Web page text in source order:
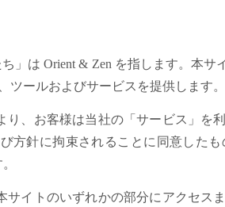
集中と静けさのための素材
祝福とつながりのシンプルな象徴
仕事、お金、前進への祝福
」は Orient & Zen を指します。本
ツールおよびサービスを提供します。
、お客様は当社の「サービス」を
方針に拘束されることに同意した
イトのいずれかの部分にアクセス